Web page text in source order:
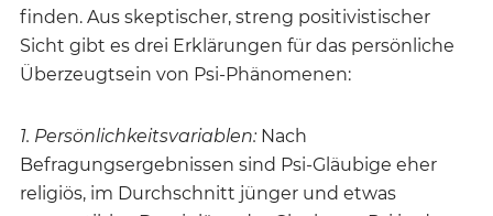
finden. Aus skeptischer, streng positivistischer
Sicht gibt es drei Erklärungen für das persönliche
Überzeugtsein von Psi-Phänomenen:
1. Persönlichkeitsvariablen: Nach
Befragungsergebnissen sind Psi-Gläubige eher
religiös, im Durchschnitt jünger und etwas